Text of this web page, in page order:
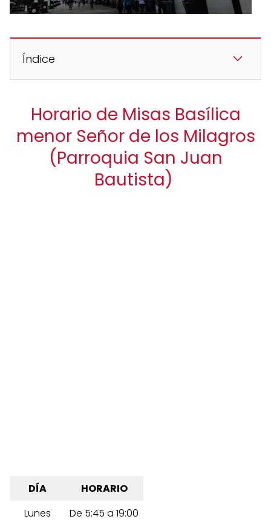
Índice
Horario de Misas Basílica
menor Señor de los Milagros
(Parroquia San Juan
Bautista)
DÍA
HORARIO
Lunes
De 5:45 a 19:00